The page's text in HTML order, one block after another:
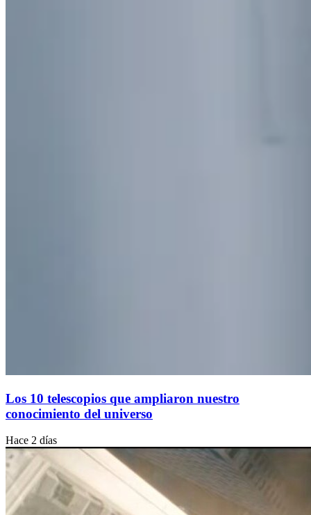
Los 10 telescopios que ampliaron nuestro
conocimiento del universo
Hace 2 días